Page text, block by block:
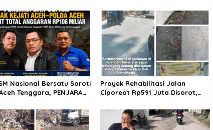
Nasional Bersatu Soroti
Tenggara, PENJARA
Aceh Audit Total Anggaran
Miliar
Proyek Rehabilitasi Jalan
Ciporeat Rp591 Juta Disorot,
Baru 3–4 Cm, Pelaksana Belum
Berikan Penjelasan